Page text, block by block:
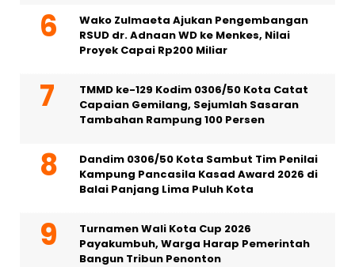
Wako Zulmaeta Ajukan Pengembangan
RSUD dr. Adnaan WD ke Menkes, Nilai
Proyek Capai Rp200 Miliar
TMMD ke-129 Kodim 0306/50 Kota Catat
Capaian Gemilang, Sejumlah Sasaran
Tambahan Rampung 100 Persen
Dandim 0306/50 Kota Sambut Tim Penilai
Kampung Pancasila Kasad Award 2026 di
Balai Panjang Lima Puluh Kota
Turnamen Wali Kota Cup 2026
Payakumbuh, Warga Harap Pemerintah
Bangun Tribun Penonton